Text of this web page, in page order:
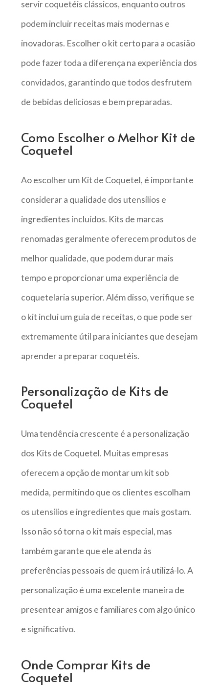
servir coquetéis clássicos, enquanto outros
podem incluir receitas mais modernas e
inovadoras. Escolher o kit certo para a ocasião
pode fazer toda a diferença na experiência dos
convidados, garantindo que todos desfrutem
de bebidas deliciosas e bem preparadas.
Como Escolher o Melhor Kit de
Coquetel
Ao escolher um Kit de Coquetel, é importante
considerar a qualidade dos utensílios e
ingredientes incluídos. Kits de marcas
renomadas geralmente oferecem produtos de
melhor qualidade, que podem durar mais
tempo e proporcionar uma experiência de
coquetelaria superior. Além disso, verifique se
o kit inclui um guia de receitas, o que pode ser
extremamente útil para iniciantes que desejam
aprender a preparar coquetéis.
Personalização de Kits de
Coquetel
Uma tendência crescente é a personalização
dos Kits de Coquetel. Muitas empresas
oferecem a opção de montar um kit sob
medida, permitindo que os clientes escolham
os utensílios e ingredientes que mais gostam.
Isso não só torna o kit mais especial, mas
também garante que ele atenda às
preferências pessoais de quem irá utilizá-lo. A
personalização é uma excelente maneira de
presentear amigos e familiares com algo único
e significativo.
Onde Comprar Kits de
Coquetel